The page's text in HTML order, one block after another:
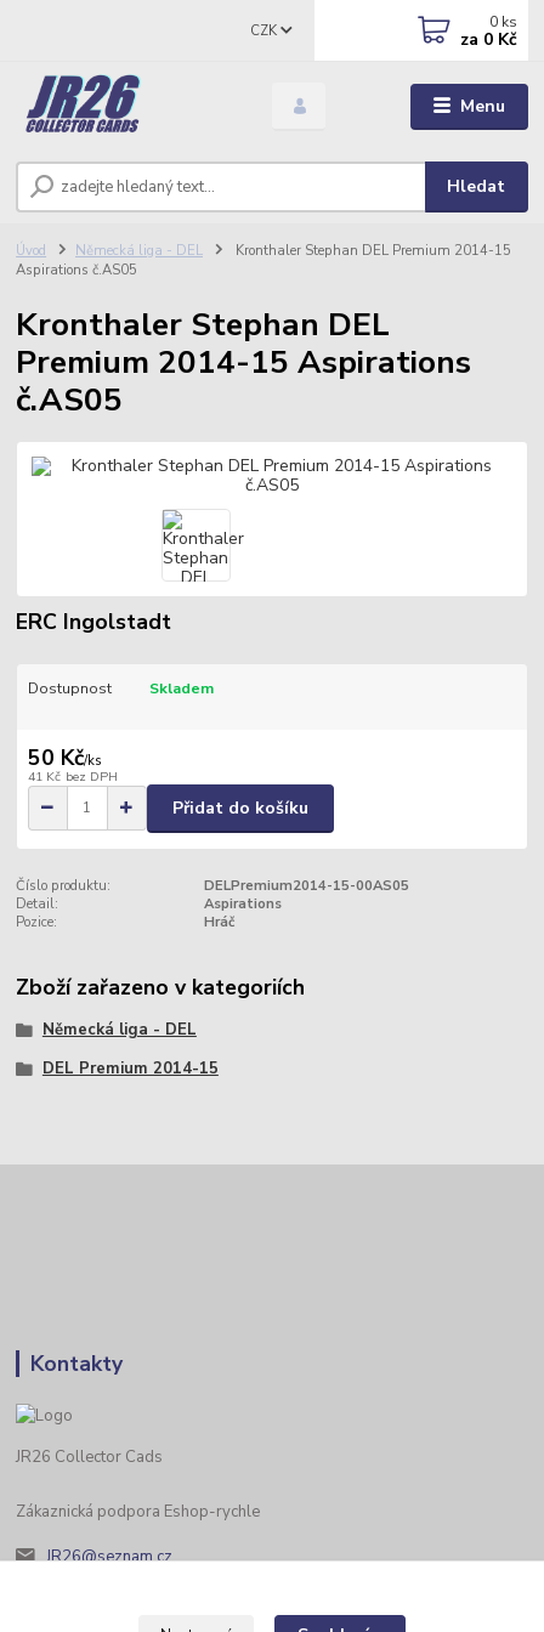
Menu
CZK
Hledat
0 ks
za 0 Kč
Úvod Německá liga - DEL
Kronthaler Stephan DEL Premium 2014-15
Aspirations č.AS05
Kronthaler Stephan DEL
Premium 2014-15 Aspirations
č.AS05
ERC Ingolstadt
Dostupnost Skladem
50 Kč/ks
41 Kč bez DPH
Přidat do košíku
Číslo produktu:
DELPremium2014-15-00AS05
Detail:
Aspirations
Pozice:
Hráč
Zboží zařazeno v kategoriích
Německá liga - DEL
DEL Premium 2014-15
Kontakty
JR26 Collector Cads
Zákaznická podpora Eshop-rychle
JR26@seznam.cz